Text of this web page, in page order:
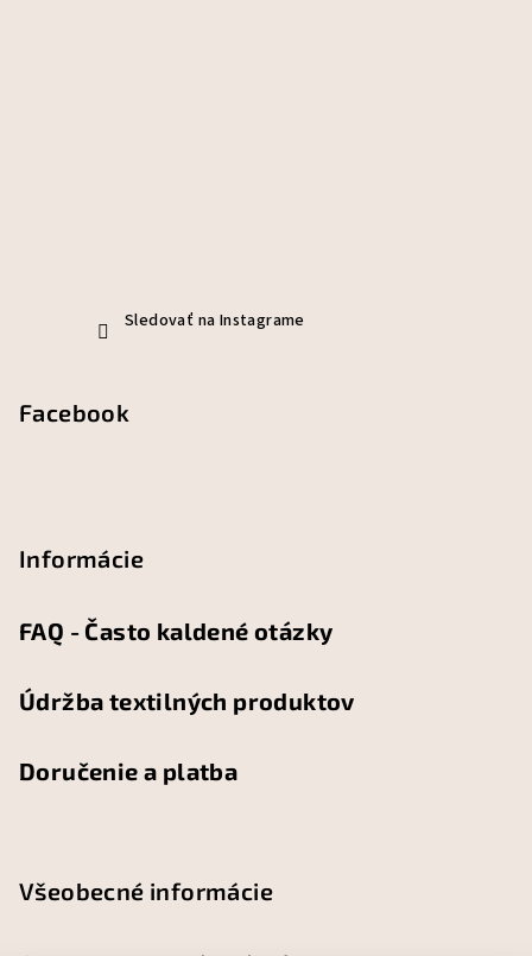
Sledovať na Instagrame
Facebook
Informácie
FAQ - Často kaldené otázky
Údržba textilných produktov
Doručenie a platba
Všeobecné informácie